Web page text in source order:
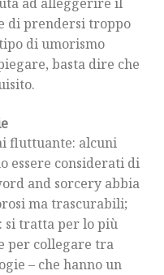
di prendersi troppo
di umorismo
basta dire che
fluttuante: alcuni
essere considerati di
and sorcery abbia
ma trascurabili;
si tratta per lo più
per collegare tra
– che hanno un